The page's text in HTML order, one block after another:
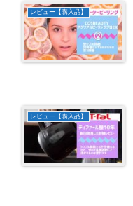
レビュー【購入品】
レビュー【購入品】